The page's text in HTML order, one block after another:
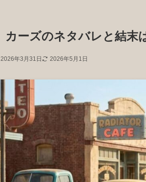
カーズのネタバレと結末
2026年3月31日 2026年5月1日